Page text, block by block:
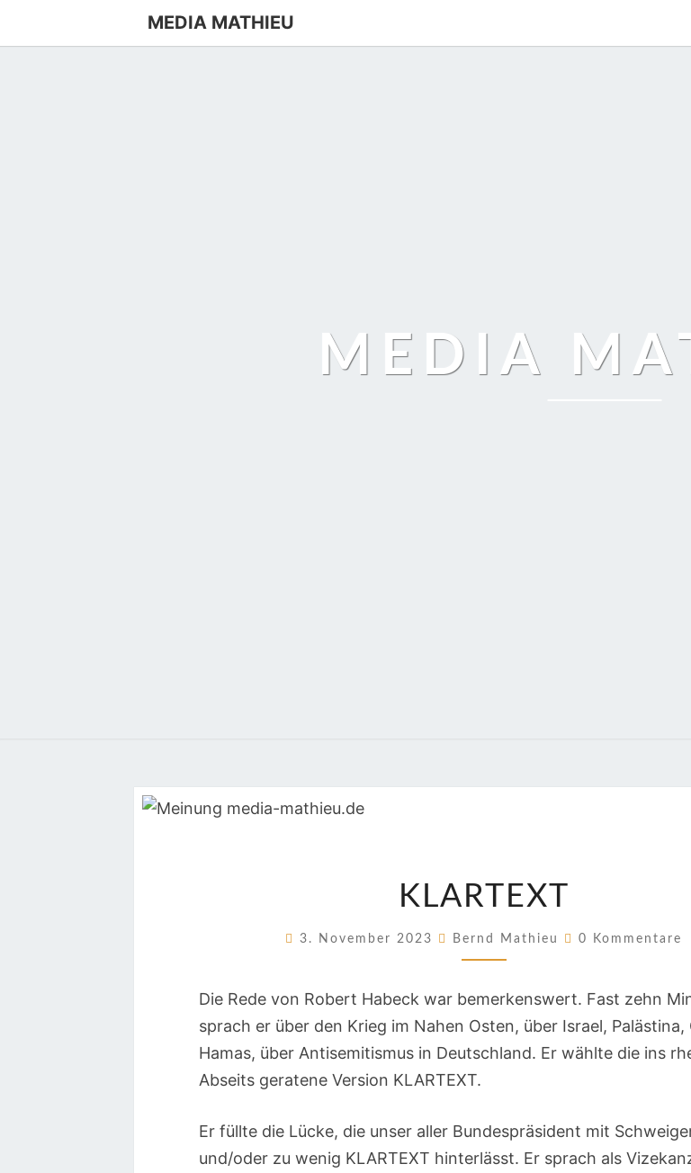
MEDIA MATHIEU
MEDIA
KLARTEXT
3. November 2023 Bernd Mathieu Kommentare
0 Kommentare
Die Rede von Robert Habeck war bemerkenswert. Fast zehn
sprach er über den Krieg im Nahen Osten, über Israel, Palästina,
Hamas, über Antisemitismus in Deutschland. Er wählte die ins
Abseits geratene Version KLARTEXT.
Er füllte die Lücke, die unser aller Bundespräsident mit
und/oder zu wenig KLARTEXT hinterlässt. Er sprach als